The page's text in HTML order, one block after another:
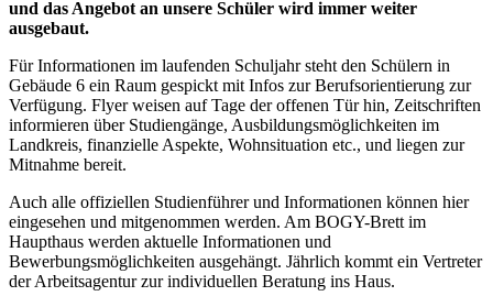
und das Angebot an unsere Schüler wird immer weiter
ausgebaut.
Für Informationen im laufenden Schuljahr steht den Schülern in
Gebäude 6 ein Raum gespickt mit Infos zur Berufsorientierung zur
Verfügung. Flyer weisen auf Tage der offenen Tür hin, Zeitschriften
informieren über Studiengänge, Ausbildungsmöglichkeiten im
Landkreis, finanzielle Aspekte, Wohnsituation etc., und liegen zur
Mitnahme bereit.
Auch alle offiziellen Studienführer und Informationen können hier
eingesehen und mitgenommen werden. Am BOGY-Brett im
Haupthaus werden aktuelle Informationen und
Bewerbungsmöglichkeiten ausgehängt. Jährlich kommt ein Vertreter
der Arbeitsagentur zur individuellen Beratung ins Haus.